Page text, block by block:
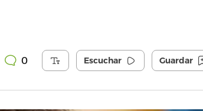
0 Escuchar Guardar